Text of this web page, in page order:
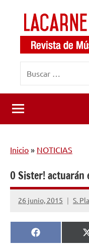
contenido
LaCarne
Magazine
de
música
internacional
Inicio » NOTICIAS
O Sister! actuarán
26 junio, 2015 S.
Compartir
en
Facebook